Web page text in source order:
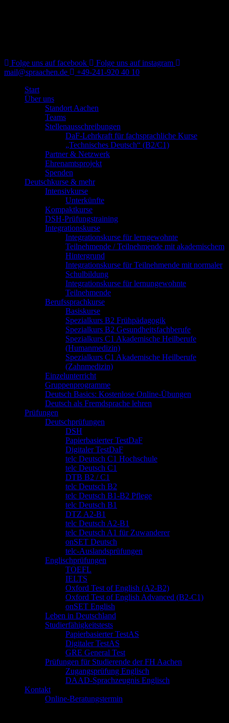
Folge uns auf facebook
Folge uns auf instagram
mail@spraachen.de
+49-241-920 40 10
Start
Über uns
Standort Aachen
Teams
Stellenausschreibungen
DaF-Lehrkraft für fachsprachliche Kurse
„Technisches Deutsch“ (B2/C1)
Partner & Netzwerk
Ehrenamtsprojekt
Spenden
Deutschkurse & mehr
Intensivkurse
Unterkünfte
Kompaktkurse
DSH-Prüfungstraining
Integrationskurse
Integrationskurse für lerngewohnte
Teilnehmende / Teilnehmende mit akademischem
Hintergrund
Integrationskurse für Teilnehmende mit normaler
Schulbildung
Integrationskurse für lernungewohnte
Teilnehmende
Berufssprachkurse
Basiskurse
Spezialkurs B2 Frühpädagogik
Spezialkurs B2 Gesundheitsfachberufe
Spezialkurs C1 Akademische Heilberufe
(Humanmedizin)
Spezialkurs C1 Akademische Heilberufe
(Zahnmedizin)
Einzelunterricht
Gruppenprogramme
Deutsch Basics: Kostenlose Online-Übungen
Deutsch als Fremdsprache lehren
Prüfungen
Deutschprüfungen
DSH
Papierbasierter TestDaF
Digitaler TestDaF
telc Deutsch C1 Hochschule
telc Deutsch C1
DTB B2 / C1
telc Deutsch B2
telc Deutsch B1-B2 Pflege
telc Deutsch B1
DTZ A2-B1
telc Deutsch A2-B1
telc Deutsch A1 für Zuwanderer
onSET Deutsch
telc-Auslandsprüfungen
Englischprüfungen
TOEFL
IELTS
Oxford Test of English (A2-B2)
Oxford Test of English Advanced (B2-C1)
onSET English
Leben in Deutschland
Studierfähigkeitstests
Papierbasierter TestAS
Digitaler TestAS
GRE General Test
Prüfungen für Studierende der FH Aachen
Zugangsprüfung Englisch
DAAD-Sprachzeugnis Englisch
Kontakt
Online-Beratungstermin